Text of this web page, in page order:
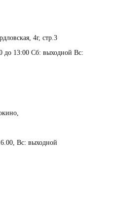
4г, стр.3
до 13:00 Сб: выходной Вс:
Вс: выходной